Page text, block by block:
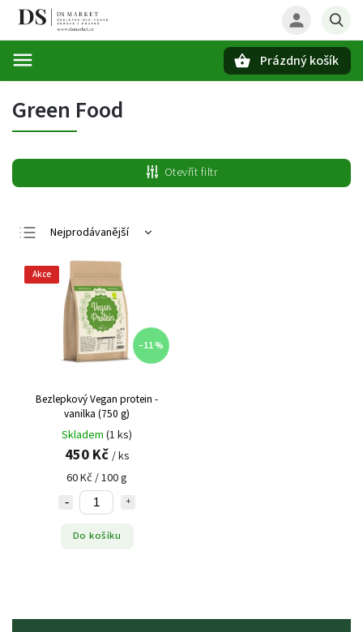
Prázdný košík
Green Food
Otevřít filtr
Nejprodávanější
Nejlevnější
Nejdražší
Abecedně
Akce
–11 %
Bezlepkový Vegan protein -
vanilka (750 g)
Skladem (1 ks)
450 Kč / ks
60 Kč / 100 g
Do košíku